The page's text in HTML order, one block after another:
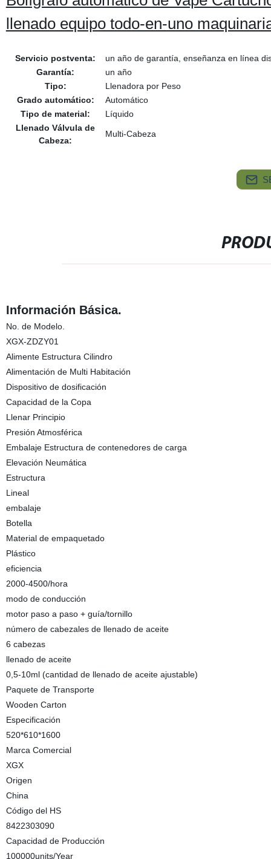
llenado equipo todo-en-uno
Servicio postventa:
un año de garantía, enseñanza en línea
Garantía:
un año
Tipo:
Llenadora por Peso
Grado automático:
Automático
Tipo de material:
Líquido
Llenado Válvula de
Cabeza:
Multi-Cabeza
Información Básica.
No. de Modelo.
XGX-ZDZY01
Alimente Estructura Cilindro
Alimentación de Multi Habitación
Dispositivo de dosificación
Capacidad de la Copa
Llenar Principio
Presión Atmosférica
Embalaje Estructura de contenedores de carga
Elevación Neumática
Estructura
Lineal
embalaje
Botella
Material de empaquetado
Plástico
eficiencia
2000-4500/hora
modo de conducción
motor paso a paso + guía/tornillo
número de cabezales de llenado de aceite
6 cabezas
llenado de aceite
0,5-10ml (cantidad de llenado de aceite ajustable)
Paquete de Transporte
Wooden Carton
Especificación
520*610*1600
Marca Comercial
XGX
Origen
China
Código del HS
8422303090
Capacidad de Producción
100000units/Year